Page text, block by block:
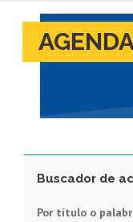
Buscador de
Por título o